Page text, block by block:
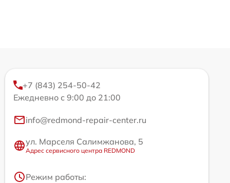
+7 (843) 254-50-42
Ежедневно с 9:00 до 21:00
info@redmond-repair-center.ru
ул. Марселя Салимжанова, 5
Адрес сервисного центра REDMOND
Режим работы: